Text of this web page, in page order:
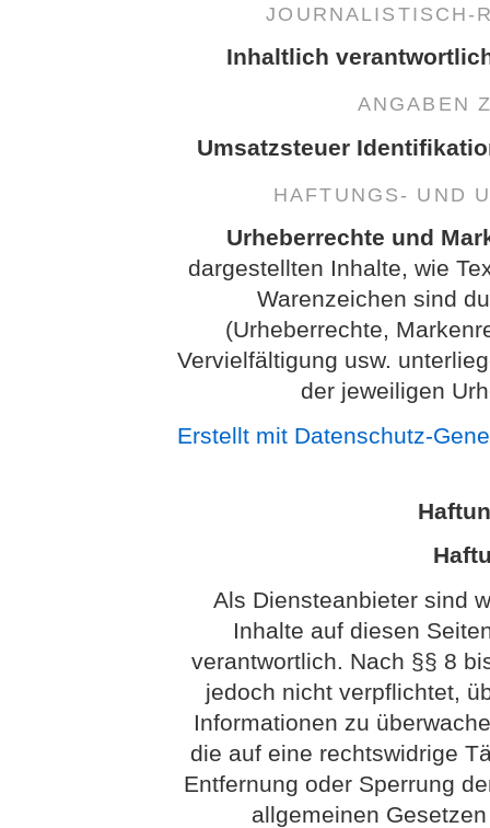
JOURNALISTISCH-
Inhaltlich
ANGABEN
Umsatzsteuer
HAFTUNGS- UND
Urheberrechte und
dargestellten Inhalte, wie
Warenzeichen sind
(Urheberrechte,
Vervielfältigung usw.
der jeweiligen
Erstellt mit Datenschutz-
Als Diensteanbieter sind
Inhalte auf diesen
verantwortlich. Nach §§ 8
jedoch nicht verpflichtet,
Informationen zu
die auf eine rechtswidrige
Entfernung oder Sperrung
allgemeinen